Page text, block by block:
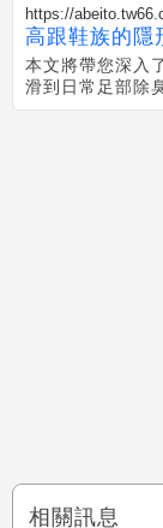
https://
高跟鞋族的隱
本文將帶您深入
滑到日常足部除
每一步都優雅且
相關訊息